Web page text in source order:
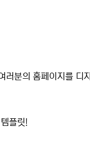
러분의 홈페이지를 디
플릿!